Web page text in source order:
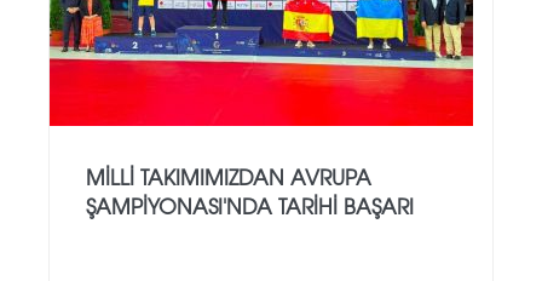
MILLI TAKIMIMIZDAN AVRUPA
ŞAMPIYONASI'NDA TARIHI BAŞARI